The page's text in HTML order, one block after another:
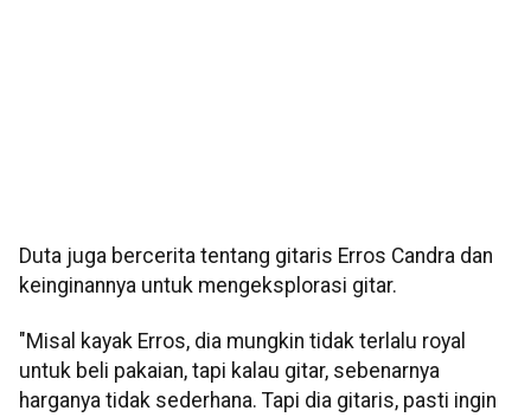
Duta juga bercerita tentang gitaris Erros Candra dan
keinginannya untuk mengeksplorasi gitar.
"Misal kayak Erros, dia mungkin tidak terlalu royal
untuk beli pakaian, tapi kalau gitar, sebenarnya
harganya tidak sederhana. Tapi dia gitaris, pasti ingin